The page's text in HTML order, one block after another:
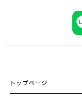
トップページ